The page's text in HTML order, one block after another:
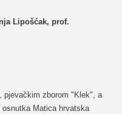
Lipošćak, prof.
pjevačkim zborom "Klek", a
Matica hrvatska